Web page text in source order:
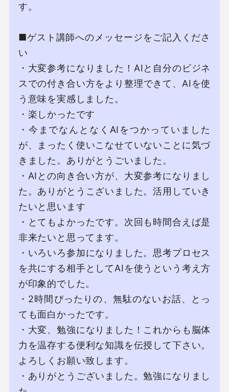
す。
■ゲスト講師へのメッセージをご記⼊くださ
い
・⼤変参考になりました！AIと⾃分のビジネ
スでの付き合い⽅をより整理できて、AIを使
う意味を実感しました。
・楽しかったです
・今までなんとなくAIをつかっていました
が、まったく使いこなせていないことに気づ
きました。ありがとうごいました。
・AIとの向き合い⽅が、⼤変参考になりまし
た。ありがとうこざいました。活⽤していき
たいと思います
・とてもよかったです。次回も時間合えば是
⾮来たいと思ってます。
・いろいろ参加になりました。思考プロセス
を共にする相⼿としてAIを使うという考え⽅
が印象的でした。
・2時間ぴったりの、無駄のないお話、とっ
ても⾯⽩かったです。
・⼤変、勉強になりました！これからも脳体
⼒を温存する便利な知識を伝授して下さい。
よろしくお願い致します。
・ありがとうございました。勉強になりまし